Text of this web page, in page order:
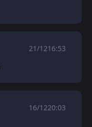
21/1216:53
16/1220:03